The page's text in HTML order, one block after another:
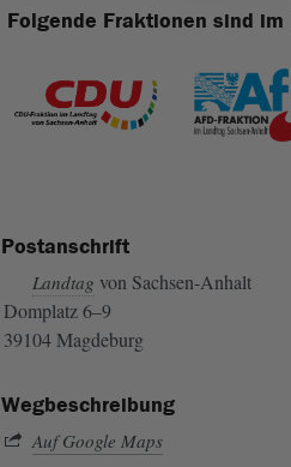
Folgende Fraktionen sind
Postanschrift
Landtag von Sachsen-Anhalt
Domplatz 6–9
39104 Magdeburg
Wegbeschreibung
Auf Google Maps